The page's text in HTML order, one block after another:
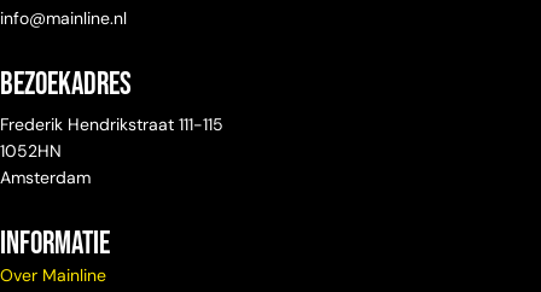
info@mainline.nl
Bezoekadres
Frederik Hendrikstraat 111-115
1052HN
Amsterdam
Informatie
Over Mainline